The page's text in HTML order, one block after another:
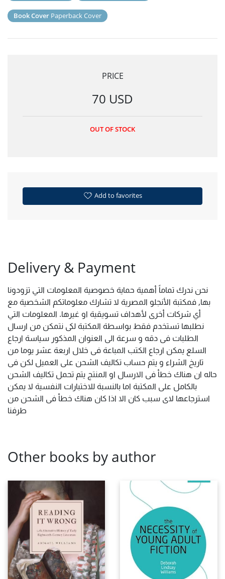
Book Cover Paperback Cover
PRICE
70 USD
OUT OF STOCK
Add to favorites
Delivery & Payment
نحن ندرك تماماً أهمية حماية خصوصية المعلومات التي تزودونا
بها, فمكتبة الأنجلو المصرية لا تشارك معلوماتكم الشخصية مع
أي شركات أخرى لأهداف تسويقية او غيرها. المعلومات التي
نطلبها تستخدم فقط بواسطة المكتبة لكى نتمكن من ارسال
الطلبات فى دقه و سرعة الى العنوان المذكور سياسة ارجاع
السلع يمكن ارجاع الكتب المباعة فى خلال اربعة عشر يوما من
تاريخ الشراء و يتم حساب تكاليف الشحن على العميل لكن فى
حاله ان هناك خطأ فى الارسال او المنتج يتم تحمل تكاليف الشحن
بالكامل على المكتبة اما بالنسبة للاختبارات النفسية لا يمكن
استرجاعها لاى سبب كان الا اذا كان هناك خطأ فى الشحن من
طرفنا
Other books by author